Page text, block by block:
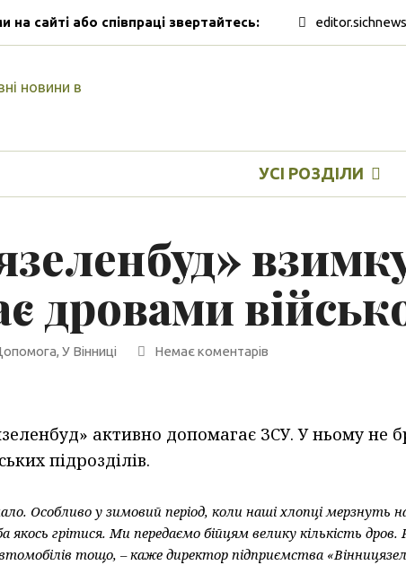
на сайті або співпраці звертайтесь:
УСІ РОЗДІЛИ
дровами
, У Вінниці Немає коментарів
активно допомагає ЗСУ. У ньому не
підрозділів.
Особливо у зимовий період, коли наші хлопці мерзнуть
грітися. Ми передаємо бійцям велику кількість дров.
тощо, – каже директор підприємства